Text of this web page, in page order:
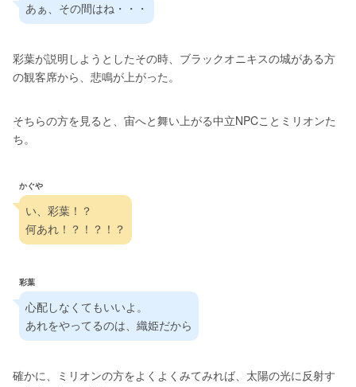
あぁ、その間はね・・・
彩葉が説明しようとしたその時、ブラックオニキスの城がある方
の観客席から、悲鳴が上がった。
そちらの方を見ると、宙へと舞い上がる中立NPCことミリオンた
ち。
かぐや
い、彩葉！？
何あれ！？！？！？
彩葉
心配しなくてもいいよ。
あれをやってるのは、織姫だから
確かに、ミリオンの方をよくよくみてみれば、太陽の光に反射す